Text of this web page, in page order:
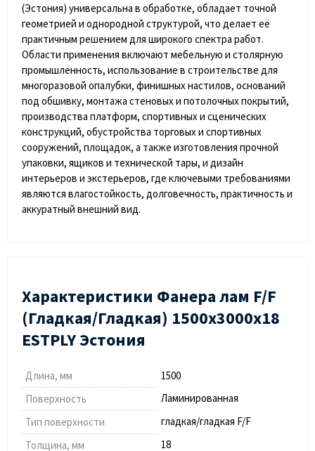
(Эстония) универсальна в обработке, обладает точной
геометрией и однородной структурой, что делает её
практичным решением для широкого спектра работ.
Области применения включают мебельную и столярную
промышленность, использование в строительстве для
многоразовой опалубки, финишных настилов, оснований
под обшивку, монтажа стеновых и потолочных покрытий,
производства платформ, спортивных и сценических
конструкций, обустройства торговых и спортивных
сооружений, площадок, а также изготовления прочной
упаковки, ящиков и технической тары, и дизайн
интерьеров и экстерьеров, где ключевыми требованиями
являются влагостойкость, долговечность, практичность и
аккуратный внешний вид.
Характеристики Фанера лам F/F
(Гладкая/Гладкая) 1500х3000х18
ESTPLY Эстония
Длина, мм
1500
Поверхность
Ламинированная
Тип поверхности
гладкая/гладкая F/F
Толщина, мм
18